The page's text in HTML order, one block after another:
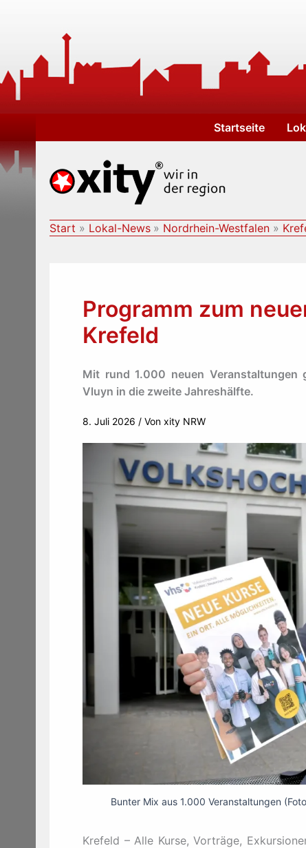
Startseite
Start Lokal-News Nordrhein-Westfalen
Programm zum
Krefeld
Mit rund 1.000 neuen Veranstaltungen
Vluyn in die zweite Jahreshälfte.
8. Juli 2026 / Von xity NRW
Bunter Mix aus 1.000 Veranstaltungen
Krefeld – Alle Kurse, Vorträge,